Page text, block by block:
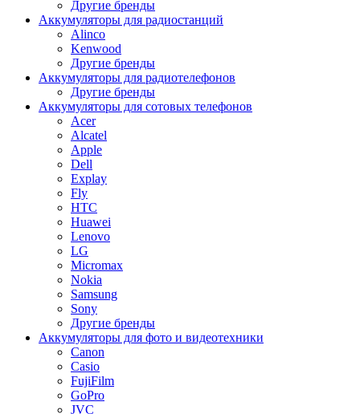
Другие бренды
Аккумуляторы для радиостанций
Alinco
Kenwood
Другие бренды
Аккумуляторы для радиотелефонов
Другие бренды
Аккумуляторы для сотовых телефонов
Acer
Alcatel
Apple
Dell
Explay
Fly
HTC
Huawei
Lenovo
LG
Micromax
Nokia
Samsung
Sony
Другие бренды
Аккумуляторы для фото и видеотехники
Canon
Casio
FujiFilm
GoPro
JVC